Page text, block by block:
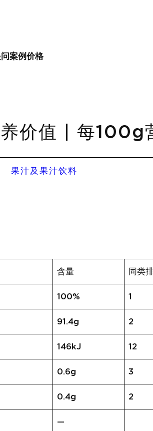
案例价格
养价值 | 每100g
果汁及果汁饮料
含量 同类
100% 1
91.4g 2
146kJ 12
0.6g 3
0.4g 2
—